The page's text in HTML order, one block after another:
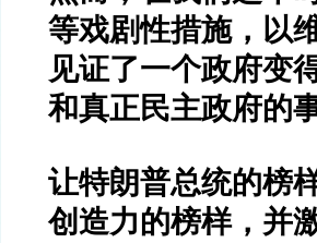
等戏剧性措施，以
见证了一个政府变
和真正民主政府的事
让特朗普总统的榜
创造力的榜样，并